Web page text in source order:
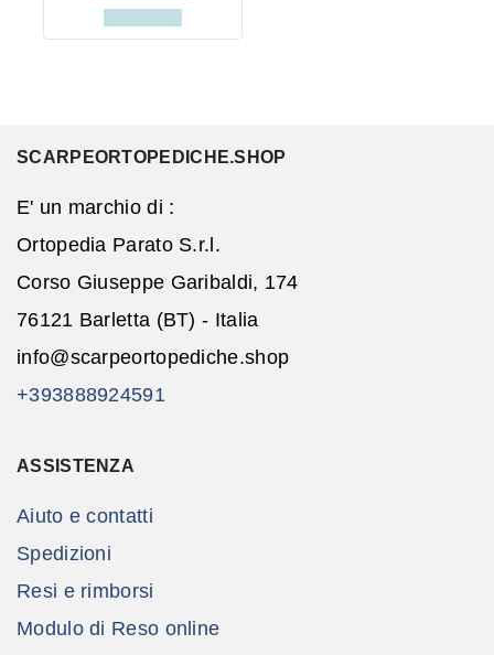
SCARPEORTOPEDICHE.SHOP
E' un marchio di :
Ortopedia Parato S.r.l.
Corso Giuseppe Garibaldi, 174
76121 Barletta (BT) - Italia
info@scarpeortopediche.shop
+393888924591
ASSISTENZA
Aiuto e contatti
Spedizioni
Resi e rimborsi
Modulo di Reso online